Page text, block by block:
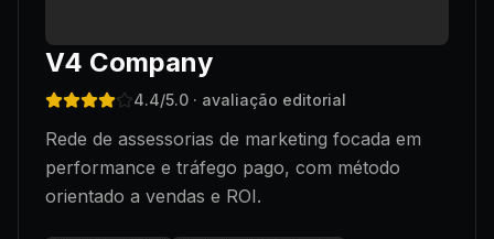
V4 Company
4.4/5.0 · avaliação editorial
Rede de assessorias de marketing focada em
performance e tráfego pago, com método
orientado a vendas e ROI.